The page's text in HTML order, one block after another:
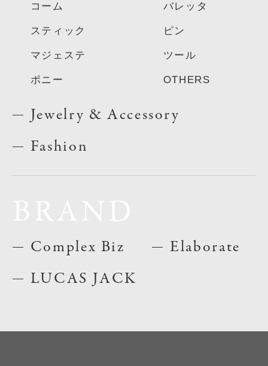
コーム
スティック
マジェステ
ポニー
バレッタ
ピン
ツール
OTHERS
Jewelry & Accessory
Fashion
Complex Biz
LUCAS JACK
Elaborate